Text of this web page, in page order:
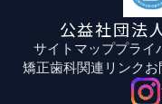
公益社団法
サイトマッププライ
矯正歯科関連リンクお